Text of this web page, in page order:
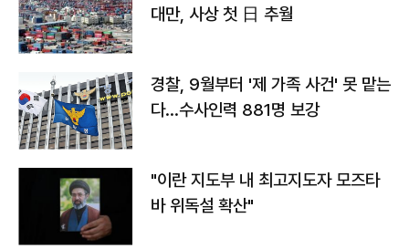
대만, 사상 첫 日 추월
경찰, 9월부터 '제 가족 사건' 못 맡는
다…수사인력 881명 보강
"이란 지도부 내 최고지도자 모즈타
바 위독설 확산"